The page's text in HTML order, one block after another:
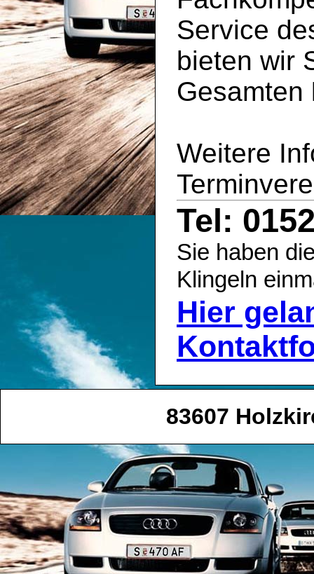
Service
bieten wir
Gesamten
Weitere
Tel:
Sie haben
Klingeln
Hier
83607